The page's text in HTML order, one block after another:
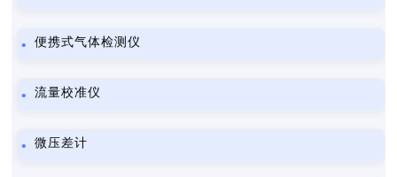
便携式气体检测仪
流量校准仪
微压差计